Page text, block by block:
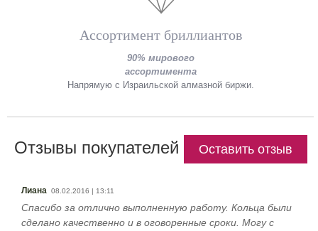
Ассортимент бриллиантов
90% мирового
ассортимента
Напрямую с Израильской алмазной биржи.
Отзывы покупателей Оставить отзыв
Лиана 08.02.2016 | 13:11
Спасибо за отлично выполненную работу. Кольца были
сделано качественно и в оговоренные сроки. Могу с